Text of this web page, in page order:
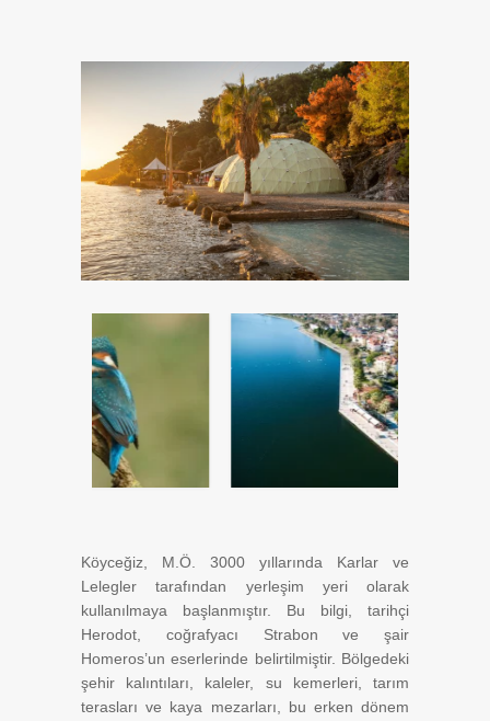
Köyceğiz, M.Ö. 3000 yıllarında Karlar ve
Lelegler tarafından yerleşim yeri olarak
kullanılmaya başlanmıştır. Bu bilgi, tarihçi
Herodot, coğrafyacı Strabon ve şair
Homeros’un eserlerinde belirtilmiştir. Bölgedeki
şehir kalıntıları, kaleler, su kemerleri, tarım
terasları ve kaya mezarları, bu erken dönem